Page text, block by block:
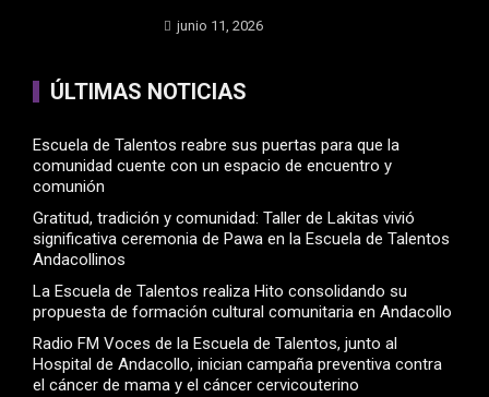
junio 11, 2026
ÚLTIMAS NOTICIAS
Escuela de Talentos reabre sus puertas para que la
comunidad cuente con un espacio de encuentro y
comunión
Gratitud, tradición y comunidad: Taller de Lakitas vivió
significativa ceremonia de Pawa en la Escuela de Talentos
Andacollinos
La Escuela de Talentos realiza Hito consolidando su
propuesta de formación cultural comunitaria en Andacollo
Radio FM Voces de la Escuela de Talentos, junto al
Hospital de Andacollo, inician campaña preventiva contra
el cáncer de mama y el cáncer cervicouterino